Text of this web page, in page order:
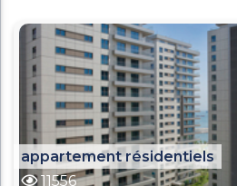
appartement résidentiels
11556